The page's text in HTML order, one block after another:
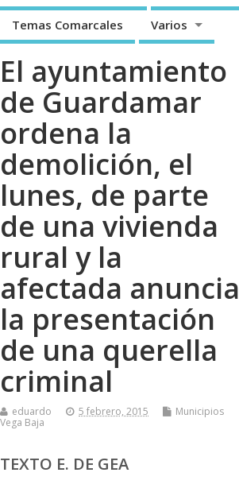
Temas Comarcales Varios
El ayuntamiento
de Guardamar
ordena la
demolición, el
lunes, de parte
de una vivienda
rural y la
afectada anuncia
la presentación
de una querella
criminal
eduardo 5 febrero, 2015
Municipios
Vega Baja
TEXTO E. DE GEA